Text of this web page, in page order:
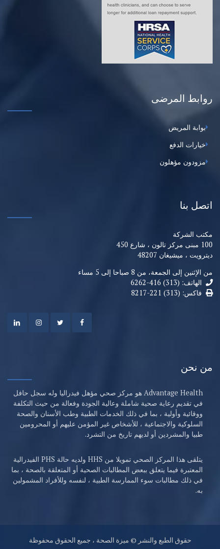
المرضى
المريض
الدفع
مؤهلون
بنا
الشركة
، ميشيغان 48207
إلى الجمعة، من 8 صباحا إلى 5 مساء
الهاتف: (313) 416-6262
فاكس: (313) 221-8217
نحن
Advantage Health هو مركز صحي مؤهل فيدراليا وله سجل حافل
في تقديم رعاية صحية شاملة وعالية الجودة وفعالة من حيث التكلفة
ووقائية وأولية ، بما في ذلك الخدمات الطبية وطب الأسنان والصحة
السلوكية والاجتماعية ، للأشخاص غير المؤمن عليهم أو المحرومين
طبيا والمشردين أو لديهم تاريخ من التشرد.
يتلقى هذا المركز الصحي تمويلا من HHS ولديه حالة PHS الفيدرالية
المعتبرة فيما يتعلق ببعض المطالبات الصحية أو المتعلقة بالصحة ، بما
في ذلك مطالبات سوء الممارسة الطبية ، لنفسه وللأفراد المشمولين
حقوق الطبع والنشر © ميزة الصحة ، جميع الحقوق محفوظة